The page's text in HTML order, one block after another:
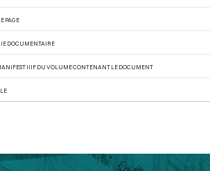
PAGE
DOCUMENTAIRE
IIIF DU VOLUME CONTENANT LE DOCUMENT